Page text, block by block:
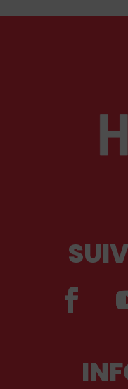
siècle. Deux